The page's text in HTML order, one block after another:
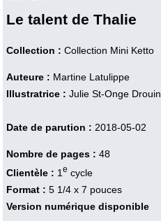
Le talent de Thalie
Collection : Collection Mini Ketto
Auteure : Martine Latulippe
Illustratrice : Julie St-Onge Drouin
Date de parution : 2018-05-02
Nombre de pages : 48
Clientèle : 1 e cycle
Format : 5 1/4 x 7 pouces
Version numérique disponible